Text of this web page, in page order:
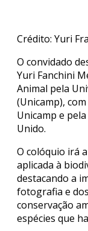
Crédito: Yuri
O convidado
Yuri Fanchini
Animal pela
(Unicamp),
Unicamp e
Unido.
O colóquio irá
aplicada à
destacando a
fotografia e
conservação
espécies que